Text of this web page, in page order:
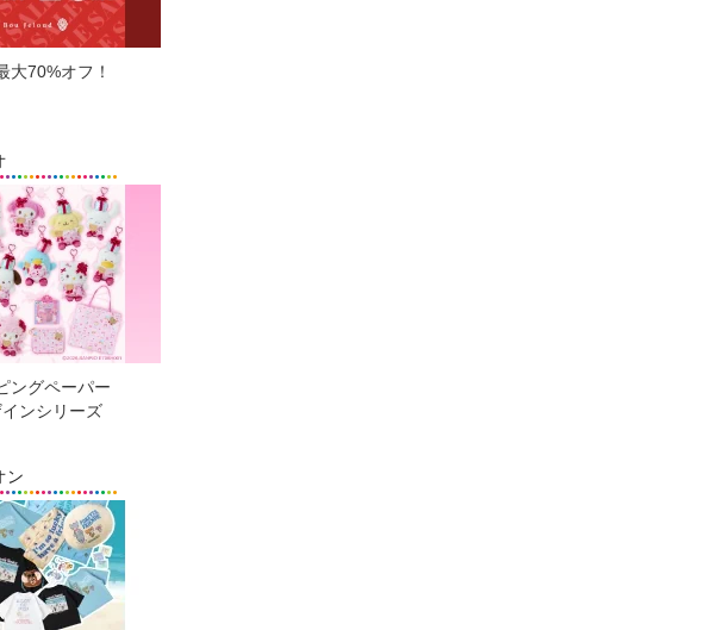
大70%オフ！
ングペーパー
ンシリーズ
ン